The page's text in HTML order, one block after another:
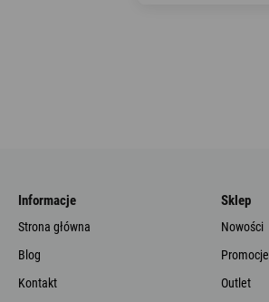
Informacje
Strona główna
Blog
Kontakt
Sklep
Nowości
Promocje
Outlet